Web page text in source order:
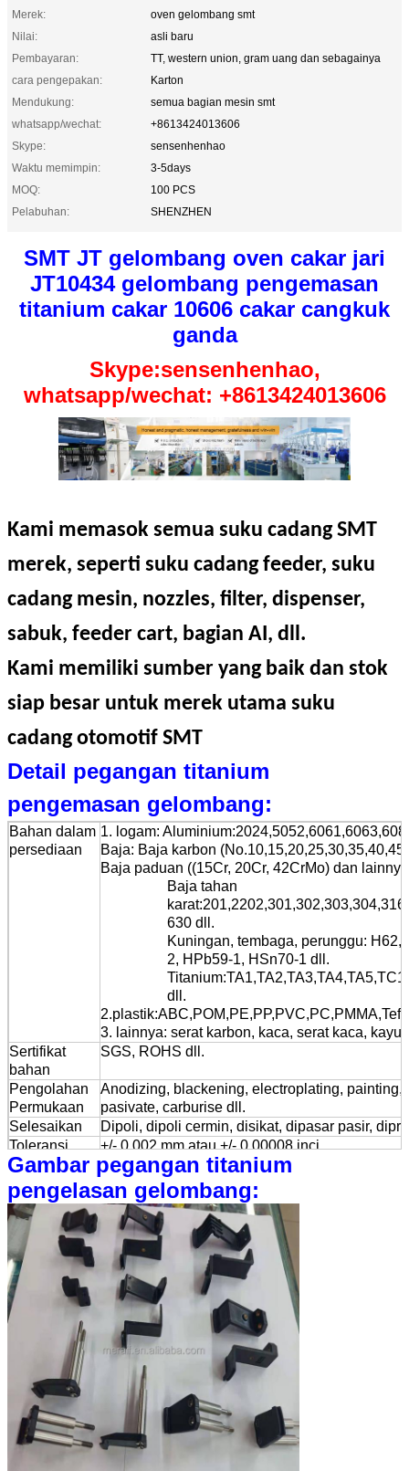
Merek:
oven gelombang smt
Nilai:
asli baru
Pembayaran:
TT, western union, gram uang dan sebagainya
cara pengepakan:
Karton
Mendukung:
semua bagian mesin smt
whatsapp/wechat:
+8613424013606
Skype:
sensenhenhao
Waktu memimpin:
3-5days
MOQ:
100 PCS
Pelabuhan:
SHENZHEN
SMT JT gelombang oven cakar jari
JT10434 gelombang pengemasan
titanium cakar 10606 cakar cangkuk
ganda
Skype:sensenhenhao,
whatsapp/wechat: +8613424013606
Kami memasok semua suku cadang SMT
merek, seperti suku cadang feeder, suku
cadang mesin, nozzles, filter, dispenser,
sabuk, feeder cart, bagian AI, dll.
Kami memiliki sumber yang baik dan stok
siap besar untuk merek utama suku
cadang otomotif SMT
Detail pegangan titanium
pengemasan gelombang:
Bahan dalam
persediaan
1. logam:
Baja: Baja karbon
Baja paduan ((15Cr, 20Cr, 42CrMo) dan
Baja tahan
630 dll.
Kuningan, tembaga, perunggu: H62,
2, HPb59-1, HSn70-1 dll.
dll.
3. lainnya: serat karbon, kaca, serat kaca,
Sertifikat
bahan
SGS, ROHS dll.
Pengolahan
Permukaan
Anodizing, blackening, electroplating, painting,
pasivate, carburise dll.
Selesaikan
Dipoli, dipoli cermin, disikat, dipasar pasir,
Toleransi
+/- 0,002 mm atau +/- 0,00008 inci
Keropositas
permukaan
Ra0.4 ((digiling atau diputar tanpa dipoles atau
Warna
Anodized ((hitam, perak, biru, emas, merah,
dll.), lukisan ((semua warna)
Metode Logo
laser engraving, CNC engraving, screen-
Aplikasi
tangga,mesin dll.
Standar
Penerimaan
100% berdasarkan gambar atau sampel
Gambar pegangan titanium
pengelasan gelombang: